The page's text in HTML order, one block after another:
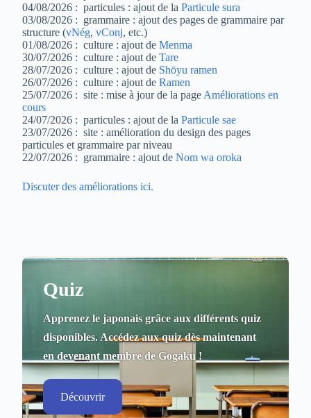
04/08/2026 : particules : ajout de laParticule sura
03/08/2026 : grammaire : ajout des pages de grammaire par
structure (vNég,vConj, etc.)
01/08/2026 : culture : ajout deMenma
30/07/2026 : culture : ajout deTare
28/07/2026 : culture : ajout de Shōyu ramen
26/07/2026 : culture : ajout deRamen
25/07/2026 : site : mise à jour de la page Améliorations en
cours
24/07/2026 : particules : ajout de laParticule sae
23/07/2026 : site : amélioration du design des pages
particules et grammaire par niveau
22/07/2026 : grammaire : ajout deNom wa oroka
Discuter des améliorations ici.
Quiz
Apprenez le japonais grâce aux différents quiz
disponibles. Accédez aux quiz dès maintenant
en devenant membre de Gogaku !
Découvrir